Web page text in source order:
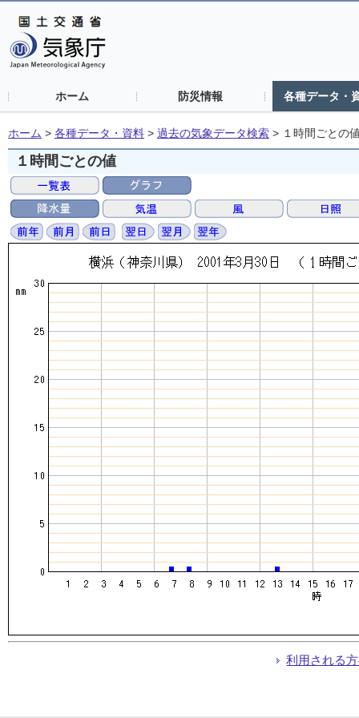
ホーム 防災情報 各種データ・
ホーム > 各種データ・資料 > 過去の気象データ検索 > １時間ごとの
１時間ごとの値
利用される